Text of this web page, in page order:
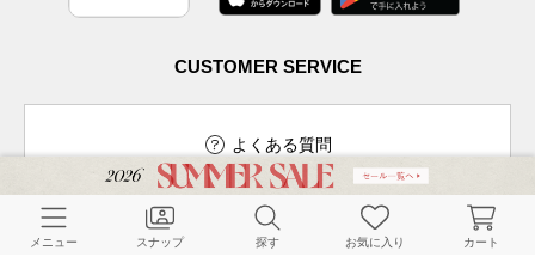
CUSTOMER SERVICE
よくある質問
メニュー スナップ 探す お気に入り カート